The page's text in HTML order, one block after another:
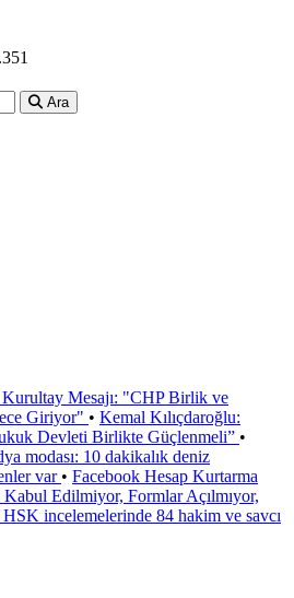
Ara
Kurultay Mesajı: "CHP Birlik ve
Giriyor" • Kemal Kılıçdaroğlu:
Devleti Birlikte Güçlenmeli” •
modası: 10 dakikalık deniz
var • Facebook Hesap Kurtarma
Edilmiyor, Formlar Açılmıyor,
incelemelerinde 84 hakim ve savcı